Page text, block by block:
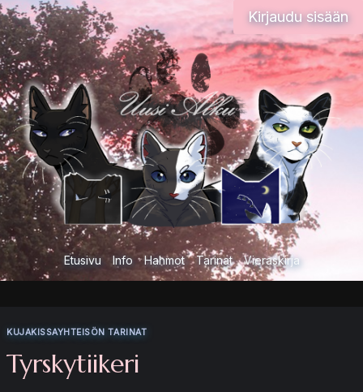
Siirry
sisältöön
Kirjaudu sisään
Etusivu Info Hahmot Tarinat Vieraskirja
KUJAKISSAYHTEISÖN TARINAT
Tyrskytiikeri